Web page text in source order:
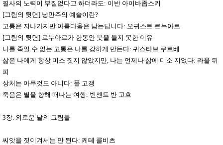
필사의 노력이 부질없다고 하더라도: 이반 아이바좁스키
[그림의 뒷면] 낭만주의 예술이란?
고통은 지나가지만 아름다움은 남는답니다: 오귀스트 르누아르
[그림의 뒷면] 르누아르가 한동안 붓을 들지 못한 이유
나를 죽일 수 없는 고통은 나를 강하게 만든다: 귀스타브 쿠르베
삶은 나에게 항상 미소 짓지 않았지만, 나는 언제나 삶에 미소 지었다: 라울 뒤
피
상처는 아무것도 아니다: 폴 고갱
죽음은 별을 향해 떠나는 여행: 빈센트 반 고흐
3장. 외로운 날의 그림들
씨앗을 짓이겨서는 안 된다: 케테 콜비츠